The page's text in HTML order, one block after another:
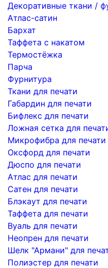
Декоративные ткани /
Атлас-сатин
Бархат
Таффета с накатом
Термостёжка
Парча
Фурнитура
Ткани для печати
Габардин для печати
Бифлекс для печати
Ложная сетка для
Микрофибра для печати
Оксфорд для печати
Дюспо для печати
Атлас для печати
Сатен для печати
Блэкаут для печати
Таффета для печати
Вуаль для печати
Неопрен для печати
Шелк "Армани" для
Полиэстер для печати